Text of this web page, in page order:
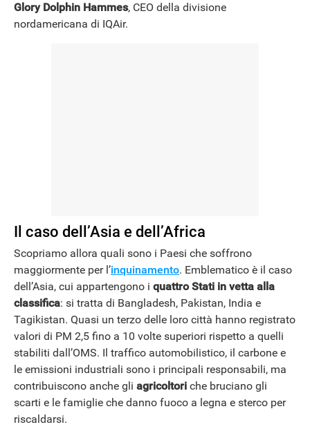
ANDROID
Glory Dolphin Hammes, CEO della divisione
nordamericana di IQAir.
Il caso dell’Asia e dell’Africa
Scopriamo allora quali sono i Paesi che soffrono
maggiormente per l’inquinamento. Emblematico è il caso
dell’Asia, cui appartengono i quattro Stati in vetta alla
classifica: si tratta di Bangladesh, Pakistan, India e
Tagikistan. Quasi un terzo delle loro città hanno registrato
valori di PM 2,5 fino a 10 volte superiori rispetto a quelli
stabiliti dall’OMS. Il traffico automobilistico, il carbone e
le emissioni industriali sono i principali responsabili, ma
contribuiscono anche gli agricoltori che bruciano gli
scarti e le famiglie che danno fuoco a legna e sterco per
riscaldarsi.